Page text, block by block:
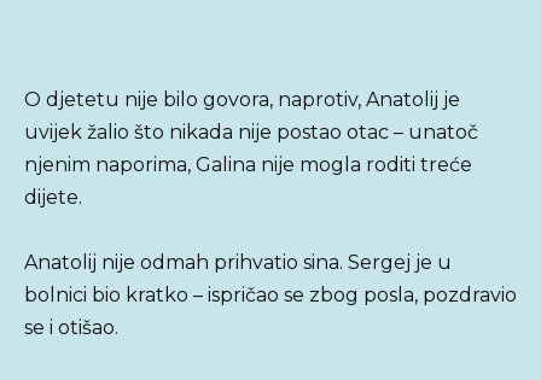
O djetetu nije bilo govora, naprotiv, Anatolij je
uvijek žalio što nikada nije postao otac – unatoč
njenim naporima, Galina nije mogla roditi treće
dijete.
Anatolij nije odmah prihvatio sina. Sergej je u
bolnici bio kratko – ispričao se zbog posla, pozdravio
se i otišao.